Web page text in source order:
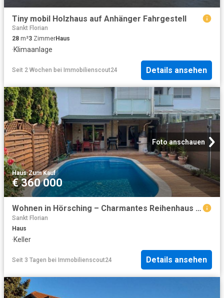
Tiny mobil Holzhaus auf Anhänger Fahrgestell
Sankt Florian
28 m²3 ZimmerHaus
·Klimaanlage
Seit 2 Wochen bei Immobilienscout24 Details ansehen
Foto anschauen
Haus·Zum Kauf
€ 360 000
Wohnen in Hörsching – Charmantes Reihenhaus mit Wohlfühlcharakter
Sankt Florian
Haus
·Keller
Seit 3 Tagen bei Immobilienscout24 Details ansehen